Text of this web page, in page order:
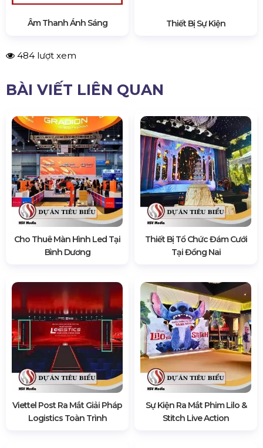
Âm Thanh Ánh Sáng Thiết Bị Sự Kiện
484 lượt xem
BÀI VIẾT LIÊN QUAN
Cho Thuê Màn Hình Led Tại
Bình Dương
Thiết Bị Tổ Chức Đám Cưới
Tại Đồng Nai
Viettel Post Ra Mắt Giải Pháp
Logistics Toàn Trình
Sự Kiện Ra Mắt Phim Lilo &
Stitch Live Action